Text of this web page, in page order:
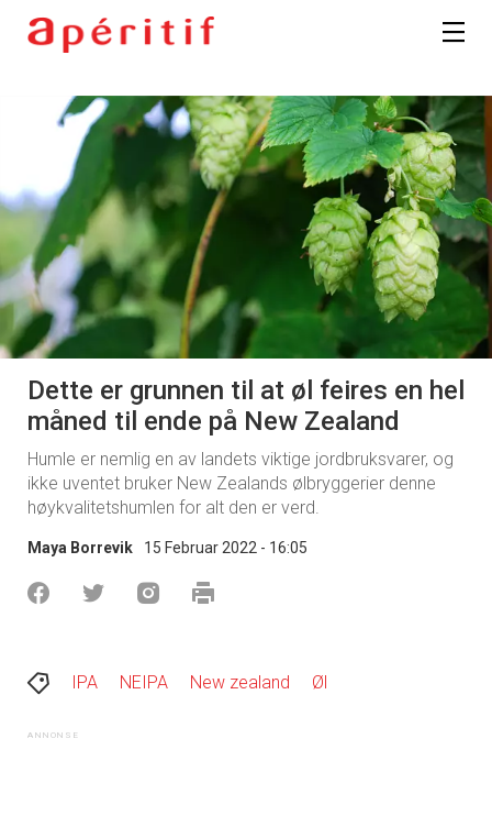
Dette er grunnen til at øl feires en hel
måned til ende på New Zealand
Humle er nemlig en av landets viktige jordbruksvarer, og
ikke uventet bruker New Zealands ølbryggerier denne
høykvalitetshumlen for alt den er verd.
Maya Borrevik 15 Februar 2022 - 16:05
IPA NEIPA New zealand Øl